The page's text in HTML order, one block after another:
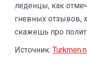
леденцы, как
гневных отзывов,
скажешь про
Источник: